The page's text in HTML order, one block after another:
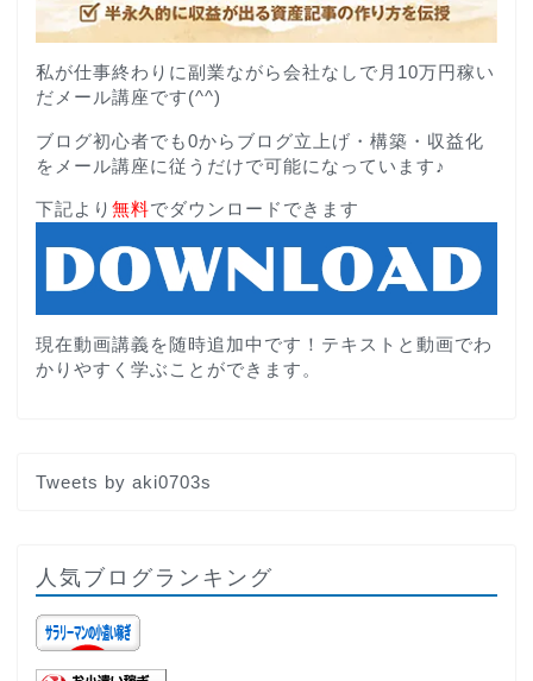
私が仕事終わりに副業ながら会社なしで月10万円稼い
だメール講座です(^^)
ブログ初心者でも0からブログ立上げ・構築・収益化
をメール講座に従うだけで可能になっています♪
下記より 無料でダウンロードできます
現在動画講義を随時追加中です！テキストと動画でわ
かりやすく学ぶことができます。
Tweets by aki0703s
人気ブログランキング